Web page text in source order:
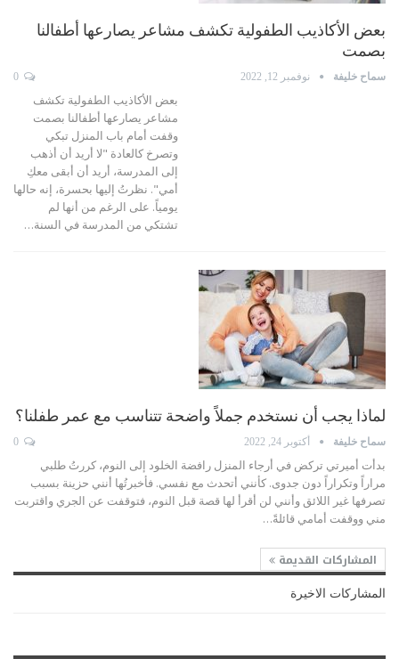
بعض الأكاذيب الطفولية تكشف مشاعر يصارعها أطفالنا
بصمت
سماح خليفة نوفمبر 12, 2022
بعض الأكاذيب الطفولية تكشف
مشاعر يصارعها أطفالنا بصمت
وقفت أمام باب المنزل تبكي
وتصرخ كالعادة "لا أريد أن أذهب
إلى المدرسة، أريد أن أبقى معكِ
أمي". نظرتُ إليها بحسرة، إنه حالها
يومياً. على الرغم من أنها لم
تشتكي من المدرسة في السنة…
لماذا يجب أن نستخدم جملاً واضحة تتناسب مع عمر طفلنا؟
سماح خليفة أكتوبر 24, 2022
بدأت أميرتي تركض في أرجاء المنزل رافضة الخلود إلى النوم، كررتُ طلبي
مراراً وتكراراً دون جدوى. كأنني أتحدث مع نفسي. فأخبرتُها أنني حزينة بسبب
تصرفها غير اللائق وأنني لن أقرأ لها قصة قبل النوم، فتوقفت عن الجري واقتربت
مني ووقفت أمامي قائلةً…
المشاركات القديمة
المشاركات الاخيرة